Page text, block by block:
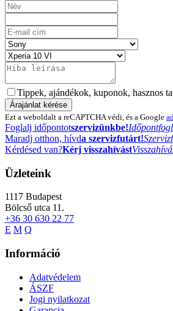
Tippek, ajándékok, kuponok, hasznos
Ezt a weboldalt a reCAPTCHA védi, és a Google
Foglalj időpontotszervizünkbe!
Maradj otthon, hívda szervizfutárt!
Kérdésed van?Kérj visszahívást
Üzleteink
1117 Budapest
Bölcső utca 11.
+36 30 630 22 77
E M Q
Információ
Adatvédelem
ÁSZF
Jogi nyilatkozat